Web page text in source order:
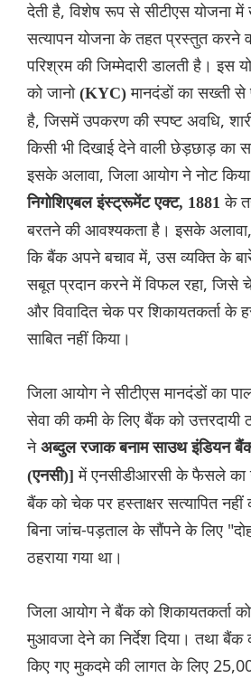
देती है, विशेष रूप से सीटीएस योजना
सत्यापन योजना के तहत प्रस्तुत करने
परिश्रम की जिम्मेदारी डालती है। इस
को जानो (KYC)मानदंडों का सख्ती से
है, जिसमें उपकरण की स्पष्ट अवधि,
किसी भी दिखाई देने वाली छेड़छाड़ का
इसके अलावा, जिला आयोग ने नोट
निगोशिएबल इंस्ट्रूमेंट एक्ट, 1881 के
बरतने की आवश्यकता है। इसके
कि बैंक अपने बचाव में, उस व्यक्ति के बारे
सबूत प्रदान करने में विफल रहा, जिसे
और विवादित चेक पर शिकायतकर्ता के
साबित नहीं किया।
जिला आयोग ने सीटीएस मानदंडों का
सेवा की कमी के लिए बैंक को उत्तरदायी
ने अब्दुल रजाक बनाम साउथ इंडियन
(एनसी)]में एनसीडीआरसी के फैसले का
बैंक को चेक पर हस्ताक्षर सत्यापित
बिना जांच-पड़ताल के सौंपने के लिए
ठहराया गया था।
जिला आयोग ने बैंक को शिकायतकर्ता
मुआवजा देने का निर्देश दिया। तथा बैंक
किए गए मुकदमे की लागत के लिए